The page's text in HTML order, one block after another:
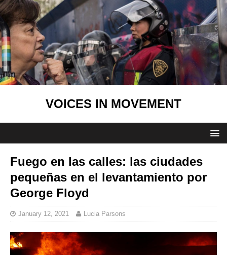
VOICES IN MOVEMENT
Fuego en las calles: las ciudades
pequeñas en el levantamiento por
George Floyd
January 12, 2021 Lucia Parsons